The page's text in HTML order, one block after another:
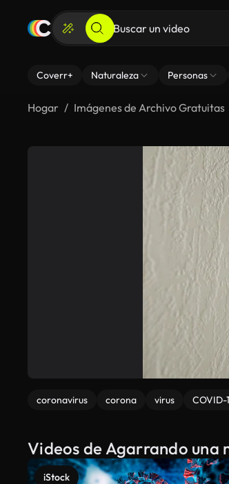
Coverr+ Naturaleza Personas
Hogar Imágenes de Archivo Gratuitas
coronavirus corona virus COVID-
Videos de Agarrando una
iStock